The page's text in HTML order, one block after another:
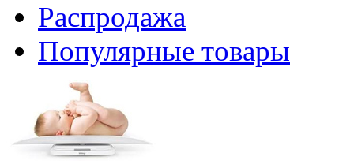
Распродажа
Популярные товары